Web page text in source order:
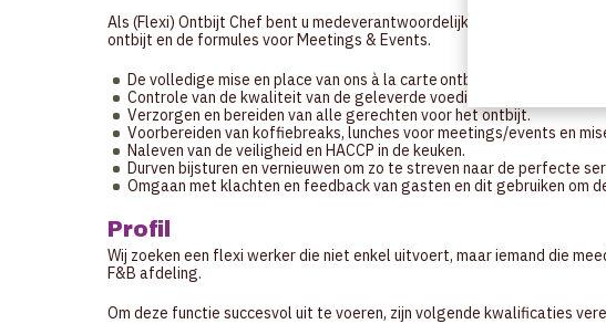
Als (Flexi) Ontbijt Chef bent u medeverantwoordelijk voor het
ontbijt en de formules voor Meetings & Events.
De volledige mise en place van ons à la carte ontbijt en formules voor
Controle van de kwaliteit van de geleverde voedingsmiddelen.
Verzorgen en bereiden van alle gerechten voor het ontbijt.
Voorbereiden van koffiebreaks, lunches voor meetings/events en
Naleven van de veiligheid en HACCP in de keuken.
Durven bijsturen en vernieuwen om zo te streven naar de perfecte
Omgaan met klachten en feedback van gasten en dit gebruiken om
Profil
Wij zoeken een flexi werker die niet enkel uitvoert, maar iemand die
F&B afdeling.
Om deze functie succesvol uit te voeren, zijn volgende kwalificaties